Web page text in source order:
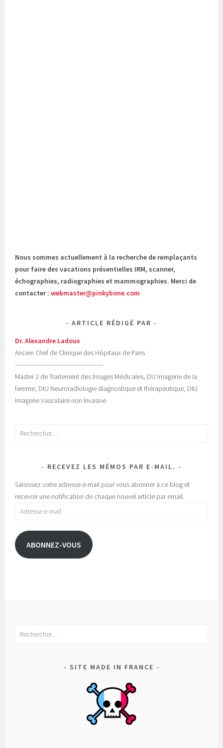
Nous sommes actuellement à la recherche de remplaçants
pour faire des vacations présentielles IRM, scanner,
échographies, radiographies et mammographies. Merci de
contacter :webmaster@pinkybone.com
ARTICLE RÉDIGÉ PAR
Dr. Alexandre Ladoux
Ancien Chef de Clinique des Hôpitaux de Paris
--------------------------------------------
Master 2 de Traitement des Images Médicales, DU Imagerie de la
femme, DIU Neuroradiologie diagnostique et thérapeutique, DIU
Imagerie Vasculaire non Invasive
Rechercher :
RECEVEZ LES MÉMOS PAR E-MAIL.
Saisissez votre adresse e-mail pour vous abonner à ce blog et
recevoir une notification de chaque nouvel article par email.
Adresse
mail
ABONNEZ-VOUS
Rechercher :
SITE MADE IN FRANCE